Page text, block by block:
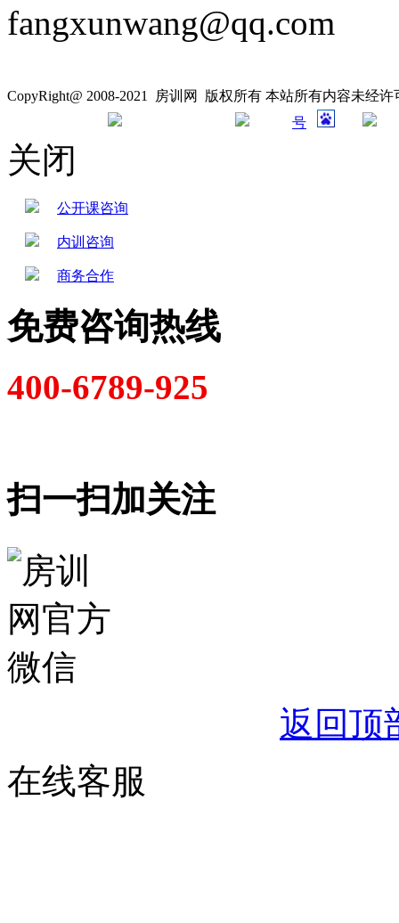
fangxunwang@qq.com
CopyRight@ 2008-2021 房训网 版权所有 本站所有内容未经
号
关闭
公开课咨询
内训咨询
商务合作
免费咨询热线
400-6789-925
扫一扫加关注
返回顶
在线客服